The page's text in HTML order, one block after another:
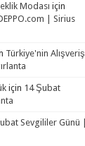
Modası için
| Sirius
Türkiye'nin Alışveriş
için 14 Şubat
Sevgililer Günü |